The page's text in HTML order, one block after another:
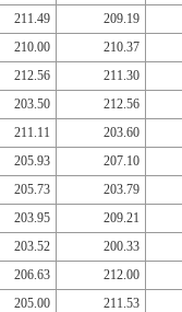
211.49
209.19
210.00
210.37
212.56
211.30
203.50
212.56
211.11
203.60
205.93
207.10
205.73
203.79
203.95
209.21
203.52
200.33
206.63
212.00
205.00
211.53